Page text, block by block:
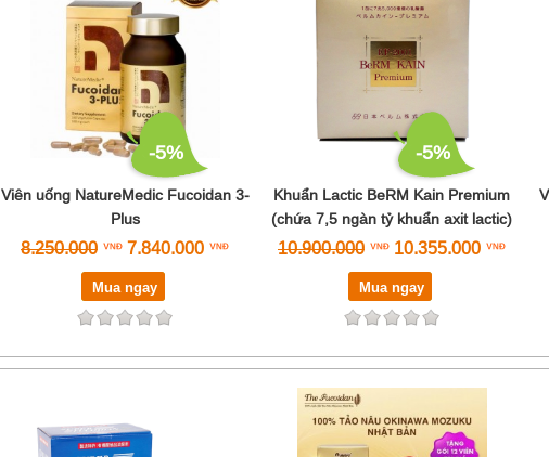
-5%
Viên uống NatureMedic Fucoidan 3-
Plus
8.250.000 7.840.000
Mua ngay
-5%
Khuẩn Lactic BeRM Kain Premium
(chứa 7,5 ngàn tỷ khuẩn axit lactic)
10.900.000 10.355.000
Mua ngay